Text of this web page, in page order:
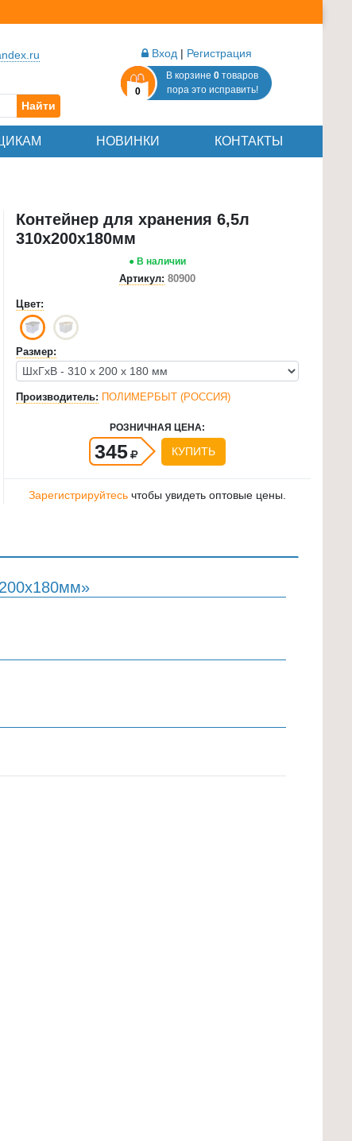
Найти
Вход | Регистрация
0
В корзине0 товаров
пора это исправить!
НОВИНКИ КОНТАКТЫ
Контейнер для хранения 6,5л
310х200х180мм
● В наличии
Артикул: 80900
Цвет:
Размер:
Производитель: ПОЛИМЕРБЫТ (РОССИЯ)
РОЗНИЧНАЯ ЦЕНА:
345 КУПИТЬ
Зарегистрируйтесьчтобы увидеть оптовые цены.